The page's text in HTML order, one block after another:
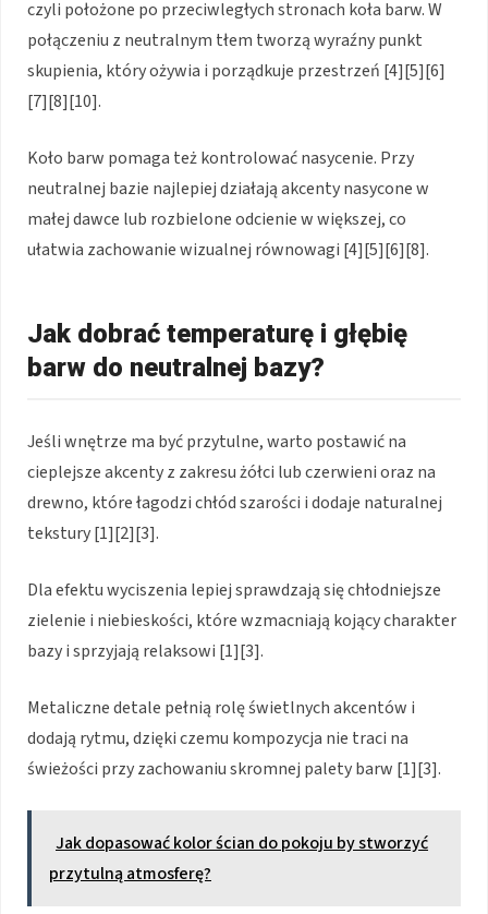
czyli położone po przeciwległych stronach koła barw. W
połączeniu z neutralnym tłem tworzą wyraźny punkt
skupienia, który ożywia i porządkuje przestrzeń [4][5][6]
[7][8][10].
Koło barw pomaga też kontrolować nasycenie. Przy
neutralnej bazie najlepiej działają akcenty nasycone w
małej dawce lub rozbielone odcienie w większej, co
ułatwia zachowanie wizualnej równowagi [4][5][6][8].
Jak dobrać temperaturę i głębię
barw do neutralnej bazy?
Jeśli wnętrze ma być przytulne, warto postawić na
cieplejsze akcenty z zakresu żółci lub czerwieni oraz na
drewno, które łagodzi chłód szarości i dodaje naturalnej
tekstury [1][2][3].
Dla efektu wyciszenia lepiej sprawdzają się chłodniejsze
zielenie i niebieskości, które wzmacniają kojący charakter
bazy i sprzyjają relaksowi [1][3].
Metaliczne detale pełnią rolę świetlnych akcentów i
dodają rytmu, dzięki czemu kompozycja nie traci na
świeżości przy zachowaniu skromnej palety barw [1][3].
Jak dopasować kolor ścian do pokoju by stworzyć
przytulną atmosferę?